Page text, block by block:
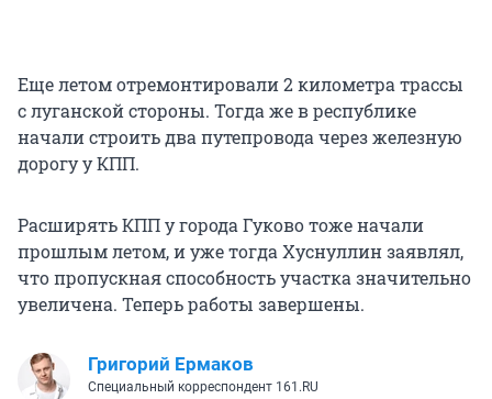
Еще летом отремонтировали 2 километра трассы
с луганской стороны. Тогда же в республике
начали строить два путепровода через железную
дорогу у КПП.
Расширять КПП у города Гуково тоже начали
прошлым летом, и уже тогда Хуснуллин заявлял,
что пропускная способность участка значительно
увеличена. Теперь работы завершены.
Григорий Ермаков
Специальный корреспондент 161.RU